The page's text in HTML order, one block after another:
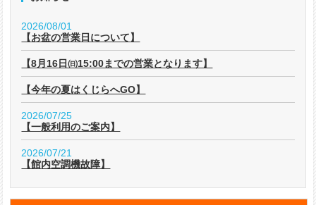
2026/08/01
【お盆の営業日について】
【8月16日㈰15:00までの営業となります】
【今年の夏はくじらへGO】
2026/07/25
【一般利用のご案内】
2026/07/21
【館内空調機故障】